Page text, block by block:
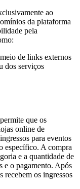
ao
da plataforma
pela
de links externos
dos serviços
permite que os
online de
para eventos
específico. A compra
e a quantidade de
e o pagamento. Após
recebem os ingressos